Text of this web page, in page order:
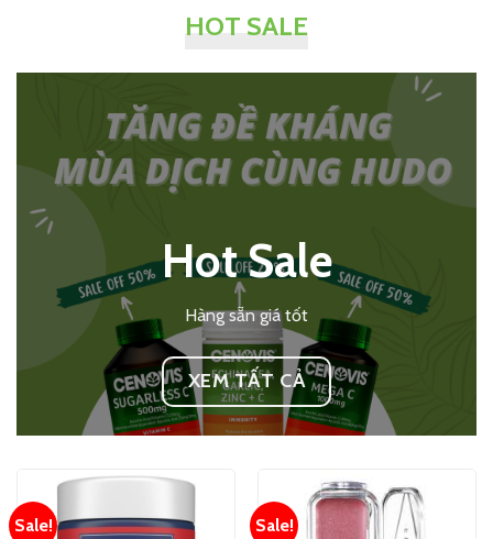
HOT SALE
Hot Sale
Hàng sẵn giá tốt
XEM TẤT CẢ
Sale! Sale!